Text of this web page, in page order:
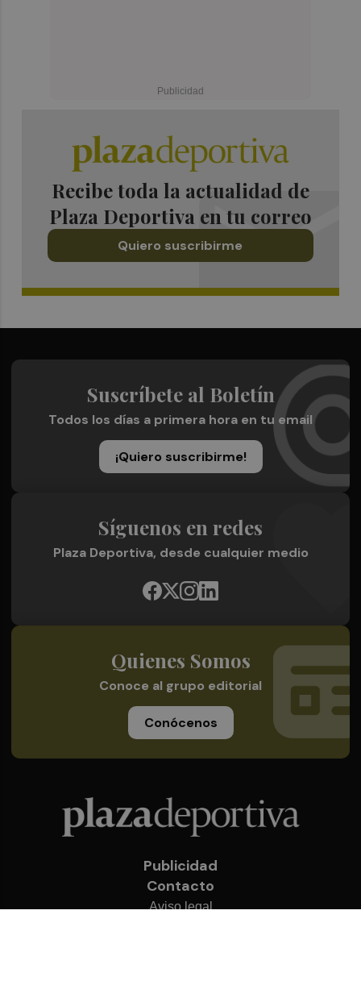
Recibe toda la actualidad de
Plaza Deportiva en tu correo
Quiero suscribirme
Suscríbete al Boletín
Todos los días a primera hora en tu email
¡Quiero suscribirme!
Síguenos en redes
Plaza Deportiva, desde cualquier medio
Quienes Somos
Conoce al grupo editorial
Conócenos
Publicidad
Contacto
Aviso legal